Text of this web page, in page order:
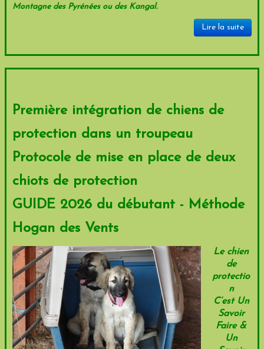
Montagne des Pyrénées ou des Kangal.
Lire la suite
Première intégration de chiens de
protection dans un troupeau
Protocole de mise en place de deux
chiots de protection
GUIDE 2026 du débutant - Méthode
Hogan des Vents
Le chien
de
protectio
n
C’est Un
Savoir
Faire &
Un